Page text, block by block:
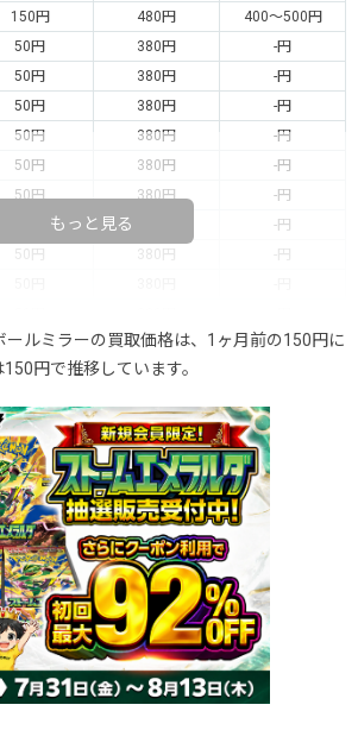
150円 480円
400～500円
50円 380円
-円
50円 380円
-円
50円 380円
-円
50円 380円
-円
50円 380円
-円
50円 380円
-円
-円
50円 380円
-円
50円 380円
-円
50円 380円
50円 380円
50円 380円
50円 380円
50円 380円
50円 380円
50円 380円
50円 380円
50円 380円
50円 380円
500円 2,480円 2,300～2,600円
もっと見る
ールミラーの買取価格は、1ヶ月前の150円に
円で推移しています。